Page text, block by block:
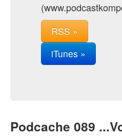
RSS »
iTunes »
Podcache 089